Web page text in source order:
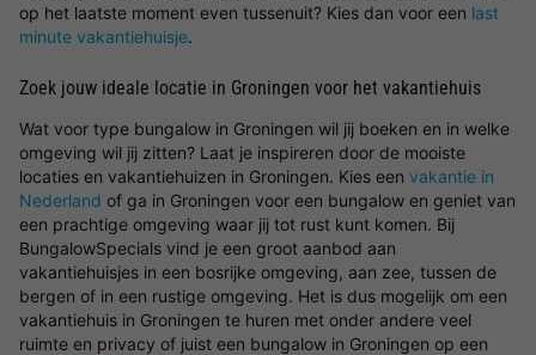
op het laatste moment even tussenuit? Kies dan voor een last
minute vakantiehuisje.
Zoek jouw ideale locatie in Groningen voor het vakantiehuis
Wat voor type bungalow in Groningen wil jij boeken en in welke
omgeving wil jij zitten? Laat je inspireren door de mooiste
locaties en vakantiehuizen in Groningen. Kies een vakantie in
Nederland of ga in Groningen voor een bungalow en geniet van
een prachtige omgeving waar jij tot rust kunt komen. Bij
BungalowSpecials vind je een groot aanbod aan
vakantiehuisjes in een bosrijke omgeving, aan zee, tussen de
bergen of in een rustige omgeving. Het is dus mogelijk om een
vakantiehuis in Groningen te huren met onder andere veel
ruimte en privacy of juist een bungalow in Groningen op een